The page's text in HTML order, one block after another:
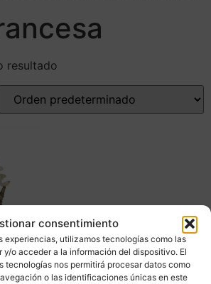
consentimiento
experiencias, utilizamos tecnologías como las
o acceder a la información del dispositivo. El
tecnologías nos permitirá procesar datos como
o las identificaciones únicas en este
resultado